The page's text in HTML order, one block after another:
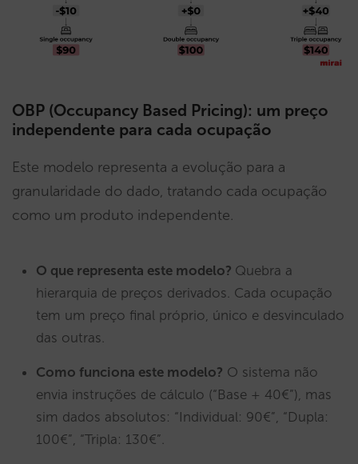
OBP (Occupancy Based Pricing): um preço
independente para cada ocupação
Este modelo representa a evolução para a
granularidade do dado, tratando cada ocupação
como um produto independente.
O que representa este modelo? Quebra a
hierarquia de preços derivados. Cada ocupação
tem um preço final próprio, único e desvinculado
das outras.
Como funciona este modelo? O sistema não
envia instruções de cálculo (“Base + 40€”), mas
sim dados absolutos: “Individual: 90€”, “Dupla:
100€”, “Tripla: 130€”.